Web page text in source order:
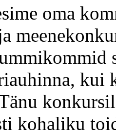
oma
kui
kohaliku